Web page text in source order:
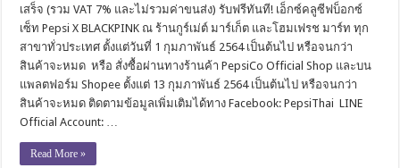
เสร็จ (รวม VAT 7% และไม่รวมค่าขนส่ง) รับฟรีทันที! เอ็กซ์คลูซีฟบ็อกซ์
เซ็ท Pepsi X BLACKPINK ณ ร้านกูร์เม่ต์ มาร์เก็ต และโฮมเฟรช มาร์ท ทุก
สาขาทั่วประเทศ ตั้งแต่วันที่ 1 กุมภาพันธ์ 2564 เป็นต้นไป หรือจนกว่า
สินค้าจะหมด หรือ สั่งซื้อผ่านทางร้านค้า PepsiCo Official Shop และบน
แพลตฟอร์ม Shopee ตั้งแต่ 13 กุมภาพันธ์ 2564 เป็นต้นไป หรือจนกว่า
สินค้าจะหมด ติดตามข้อมูลเพิ่มเติมได้ทาง Facebook: PepsiThai LINE
Official Account: …
Read More »